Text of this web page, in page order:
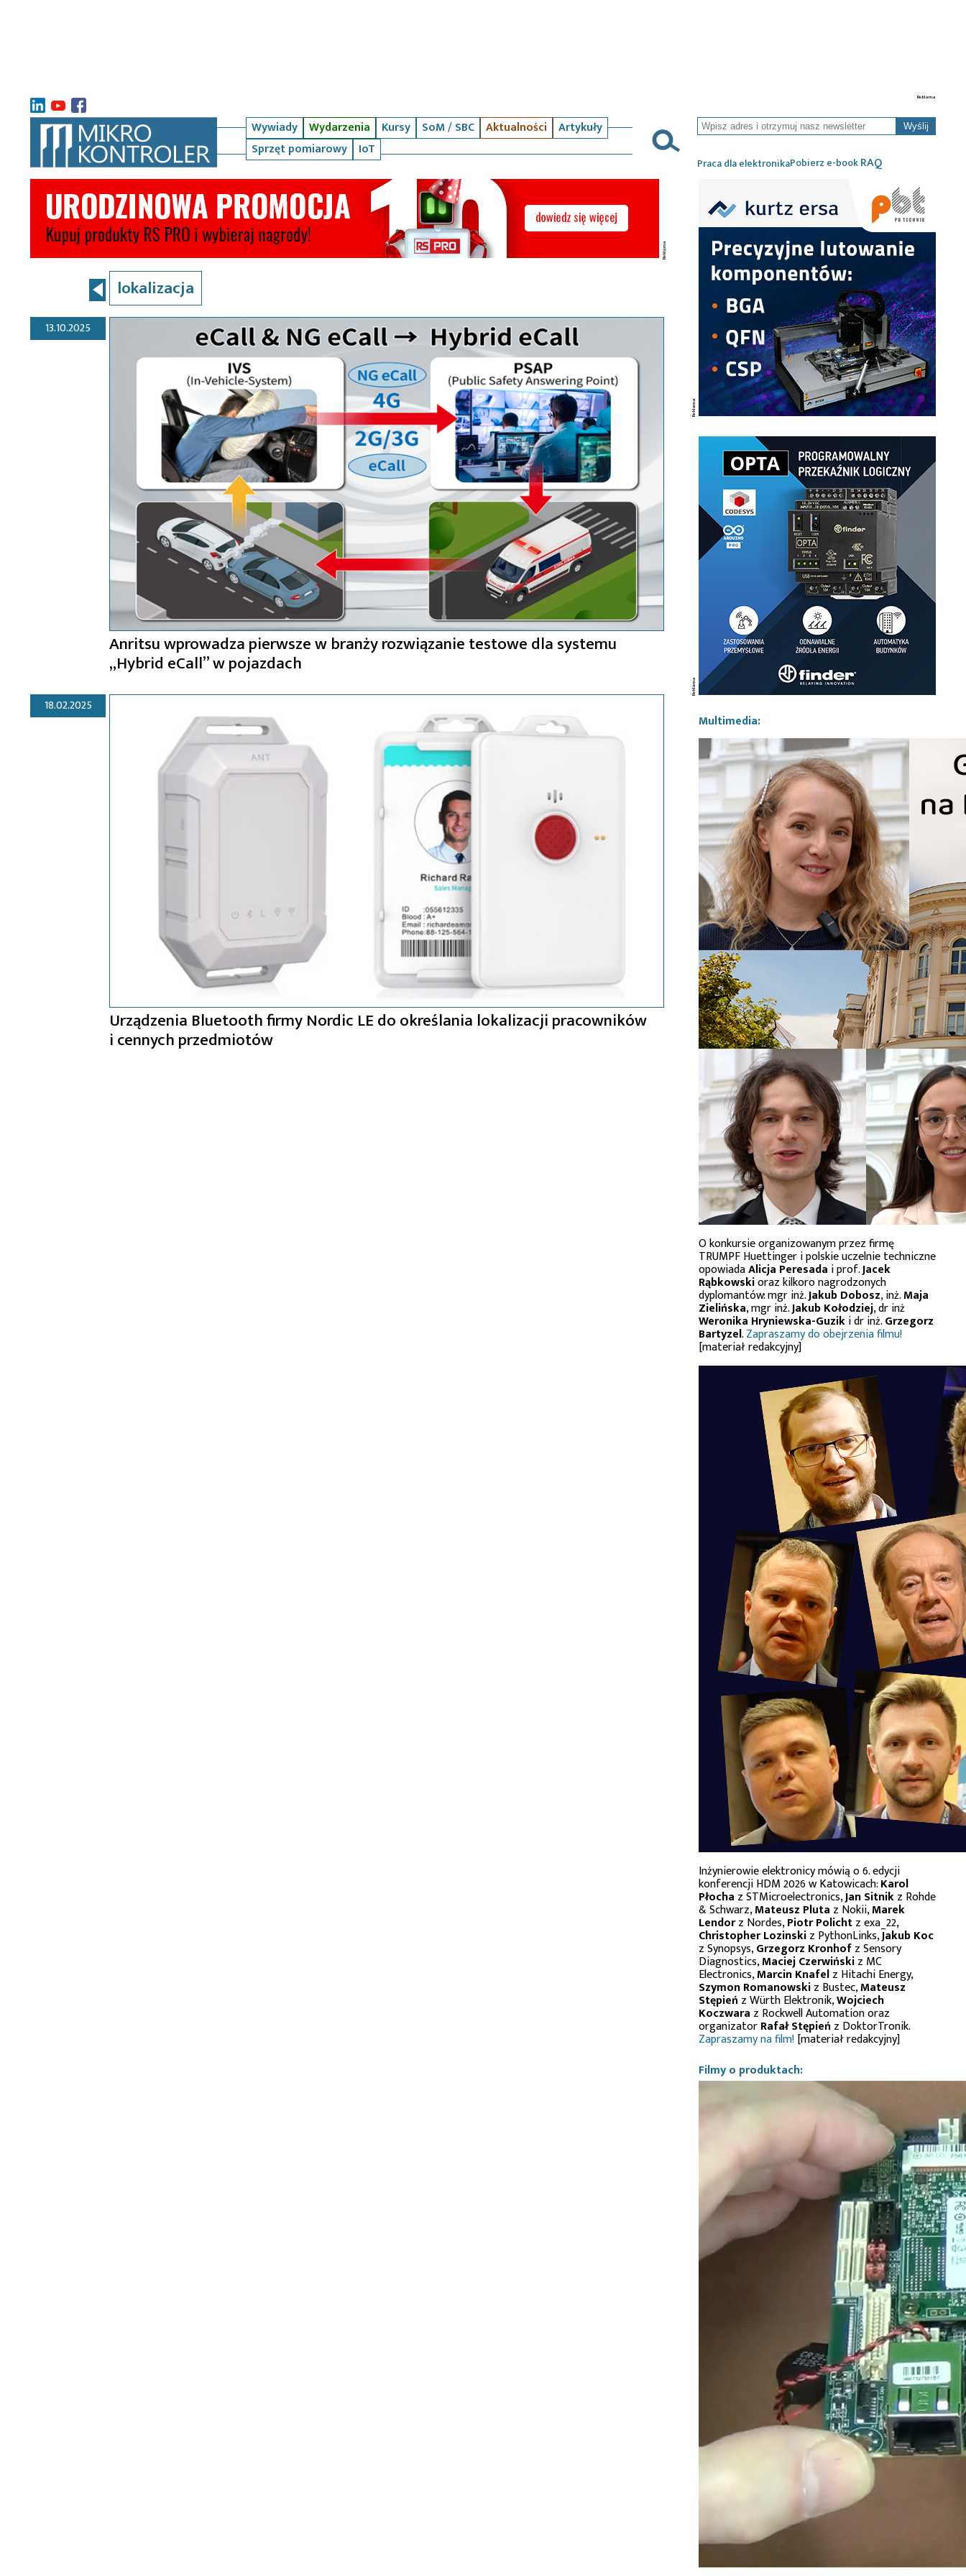
Wywiady Wydarzenia Kursy SoM / SBC Aktualności
Artykuły
Sprzęt pomiarowy
IoT
Wyślij
Praca dla elektronikaPobierz e-bookRAQ
lokalizacja
13.10.2025
Anritsu wprowadza pierwsze w branży rozwiązanie testowe dla systemu
„Hybrid eCall” w pojazdach
18.02.2025
Urządzenia Bluetooth firmy Nordic LE do określania lokalizacji pracowników
i cennych przedmiotów
Multimedia:
O konkursie organizowanym przez firmę
TRUMPF Huettinger i polskie uczelnie techniczne
opowiadaAlicja Peresada i prof.Jacek
Rąbkowskioraz kilkoro nagrodzonych
dyplomantów: mgr inż.Jakub Dobosz, inż.Maja
Zielińska, mgr inż.Jakub Kołodziej, dr inż
Weronika Hryniewska-Guziki dr inż.Grzegorz
Bartyzel.Zapraszamy do obejrzenia filmu!
[materiał redakcyjny]
Inżynierowie elektronicy mówią o 6. edycji
konferencji HDM 2026 w Katowicach:Karol
Płocha z STMicroelectronics,Jan Sitnikz Rohde
& Schwarz,Mateusz Pluta z Nokii,Marek
Lendorz Nordes,Piotr Polichtz exa_22,
Christopher Lozinskiz PythonLinks,Jakub Koc
z Synopsys,Grzegorz Kronhofz Sensory
Diagnostics,Maciej Czerwińskiz MC
Electronics,Marcin Knafelz Hitachi Energy,
Szymon Romanowskiz Bustec,Mateusz
Stępień z Würth Elektronik,Wojciech
Koczwara z Rockwell Automation oraz
organizatorRafał Stępień z DoktorTronik.
Zapraszamy na film![materiał redakcyjny]
Filmy o produktach: